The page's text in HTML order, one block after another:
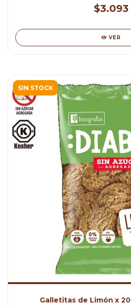
$3.093
VER
SIN STOCK
Galletitas de Limón x